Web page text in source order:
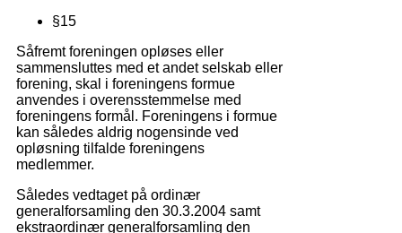
§15
Såfremt foreningen opløses eller
sammensluttes med et andet selskab eller
forening, skal i foreningens formue
anvendes i overensstemmelse med
foreningens formål. Foreningens i formue
kan således aldrig nogensinde ved
opløsning tilfalde foreningens
medlemmer.
Således vedtaget på ordinær
generalforsamling den 30.3.2004 samt
ekstraordinær generalforsamling den